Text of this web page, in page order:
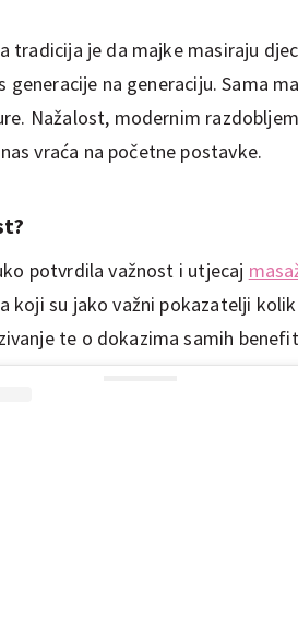
tradicija je da majke masiraju
generacije na generaciju. Sama
Nažalost, modernim
vraća na početne postavke.
potvrdila važnost i utjecaj
koji su jako važni pokazatelji
te o dokazima samih